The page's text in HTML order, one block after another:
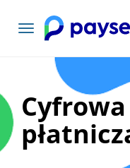
Toggle
navigation